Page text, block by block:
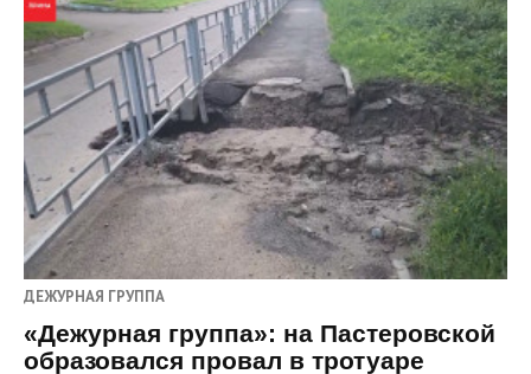
ДЕЖУРНАЯ ГРУППА
«Дежурная группа»: на Пастеровской
образовался провал в тротуаре